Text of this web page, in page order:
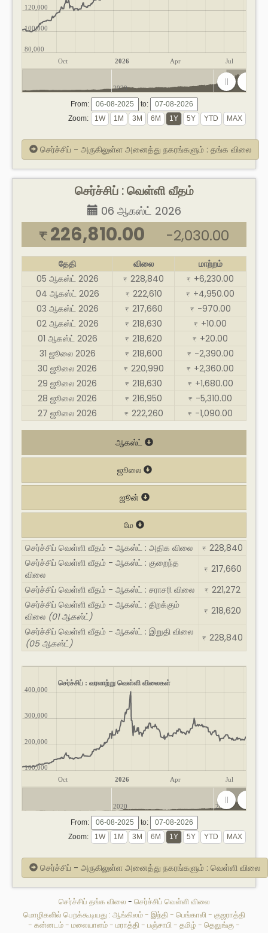
Oct 2026 Apr Jul
80,000
100,000
120,000
2020 2025
From:
to:
Zoom:
செர்ச்சிப் - அருகிலுள்ள அனைத்து நகரங்களும் : தங்க விலை
செர்ச்சிப் : வெள்ளி வீதம்
06 ஆகஸ்ட் 2026
₹ 226,810.00 -2,030.00
தேதி விலை
மாற்றம்
05 ஆகஸ்ட் 2026
₹ 228,840 ₹ +6,230.00
04 ஆகஸ்ட் 2026
₹ 222,610 ₹ +4,950.00
03 ஆகஸ்ட் 2026
₹ 217,660 ₹ -970.00
02 ஆகஸ்ட் 2026
₹ 218,630 ₹ +10.00
01 ஆகஸ்ட் 2026
₹ 218,620 ₹ +20.00
31 ஜூலை 2026
₹ 218,600 ₹ -2,390.00
30 ஜூலை 2026
₹ 220,990 ₹ +2,360.00
29 ஜூலை 2026
₹ 218,630 ₹ +1,680.00
28 ஜூலை 2026
₹ 216,950 ₹ -5,310.00
27 ஜூலை 2026
₹ 222,260 ₹ -1,090.00
ஆகஸ்ட்
ஜூலை
ஜூன்
மே
செர்ச்சிப் வெள்ளி வீதம் - ஆகஸ்ட் : அதிக விலை
₹ 228,840
செர்ச்சிப் வெள்ளி வீதம் - ஆகஸ்ட் : குறைந்த
விலை
₹ 217,660
செர்ச்சிப் வெள்ளி வீதம் - ஆகஸ்ட் : சராசரி விலை
₹ 221,272
செர்ச்சிப் வெள்ளி வீதம் - ஆகஸ்ட் : திறக்கும்
விலை (01 ஆகஸ்ட்) ₹ 218,620
செர்ச்சிப் வெள்ளி வீதம் - ஆகஸ்ட் : இறுதி விலை
(05 ஆகஸ்ட்)
₹ 228,840
செர்ச்சிப் : வரலாற்று வெள்ளி விலைகள்
Oct 2026 Apr Jul
100,000
200,000
300,000
400,000
2020 2025
From:
to:
Zoom:
செர்ச்சிப் - அருகிலுள்ள அனைத்து நகரங்களும் : வெள்ளி விலை
செர்ச்சிப் தங்க விலை - செர்ச்சிப் வெள்ளி விலை
மொழிகளில் பெறக்கூடியது : ஆங்கிலம்- இந்தி- பெங்காலி- குஜராத்தி
- கன்னடம்- மலையாளம்- மராத்தி- பஞ்சாபி- தமிழ் - தெலுங்கு-